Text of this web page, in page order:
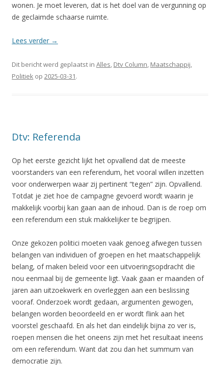
wonen. Je moet leveren, dat is het doel van de vergunning op
de geclaimde schaarse ruimte.
Lees verder →
Dit bericht werd geplaatst in Alles, Dtv Column, Maatschappij,
Politiek op 2025-03-31.
Dtv: Referenda
Op het eerste gezicht lijkt het opvallend dat de meeste
voorstanders van een referendum, het vooral willen inzetten
voor onderwerpen waar zij pertinent “tegen” zijn. Opvallend.
Totdat je ziet hoe de campagne gevoerd wordt waarin je
makkelijk voorbij kan gaan aan de inhoud. Dan is de roep om
een referendum een stuk makkelijker te begrijpen.
Onze gekozen politici moeten vaak genoeg afwegen tussen
belangen van individuen of groepen en het maatschappelijk
belang, of maken beleid voor een uitvoeringsopdracht die
nou eenmaal bij de gemeente ligt. Vaak gaan er maanden of
jaren aan uitzoekwerk en overleggen aan een beslissing
vooraf. Onderzoek wordt gedaan, argumenten gewogen,
belangen worden beoordeeld en er wordt flink aan het
voorstel geschaafd. En als het dan eindelijk bijna zo ver is,
roepen mensen die het oneens zijn met het resultaat ineens
om een referendum. Want dat zou dan het summum van
democratie zijn.